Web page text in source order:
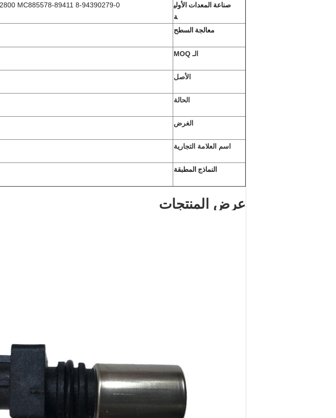
صناعة المعدات الأولي
ة
8-94390279-0 89411-E0050 029600-0570 89411-12800 MC885578
معالجة السطح
الـ MOQ
الأصل
الحالة
الغرض
اسم العلامة التجارية
النماذج المطبقة
عرض المنتجات